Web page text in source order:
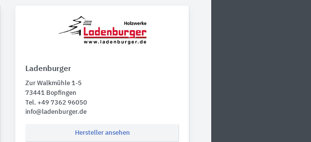
Ladenburger
Zur Walkmühle 1-5
73441 Bopfingen
Tel. +49 7362 96050
info@ladenburger.de
Hersteller ansehen